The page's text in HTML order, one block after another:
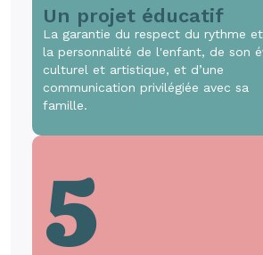
Un projet éducatif
La garantie du respect du rythme
la personnalité de l'enfant, de son
culturel et artistique, et d’une
communication privilégiée avec sa
famille.
5